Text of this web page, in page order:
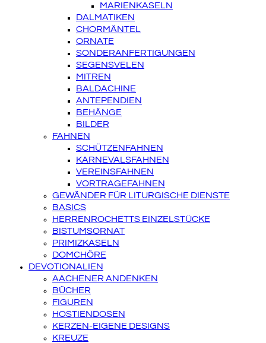
MARIENKASELN
DALMATIKEN
CHORMÄNTEL
ORNATE
SONDERANFERTIGUNGEN
SEGENSVELEN
MITREN
BALDACHINE
ANTEPENDIEN
BEHÄNGE
BILDER
FAHNEN
SCHÜTZENFAHNEN
KARNEVALSFAHNEN
VEREINSFAHNEN
VORTRAGEFAHNEN
GEWÄNDER FÜR LITURGISCHE DIENSTE
BASICS
HERRENROCHETTS EINZELSTÜCKE
BISTUMSORNAT
PRIMIZKASELN
DOMCHÖRE
DEVOTIONALIEN
AACHENER ANDENKEN
BÜCHER
FIGUREN
HOSTIENDOSEN
KERZEN-EIGENE DESIGNS
KREUZE